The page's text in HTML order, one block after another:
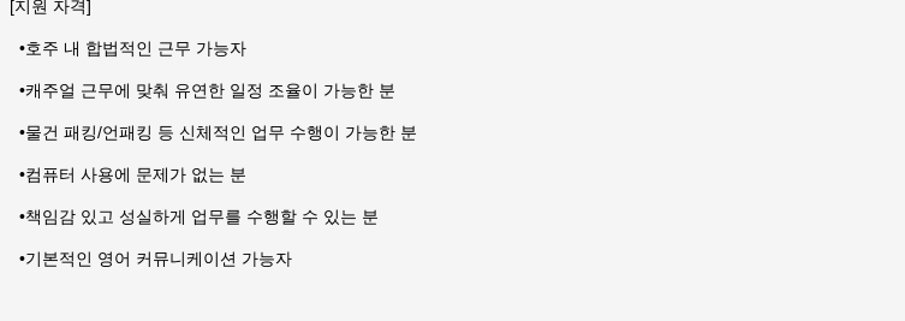
[지원 자격]
•호주 내 합법적인 근무 가능자
•캐주얼 근무에 맞춰 유연한 일정 조율이 가능한 분
•물건 패킹/언패킹 등 신체적인 업무 수행이 가능한 분
•컴퓨터 사용에 문제가 없는 분
•책임감 있고 성실하게 업무를 수행할 수 있는 분
•기본적인 영어 커뮤니케이션 가능자